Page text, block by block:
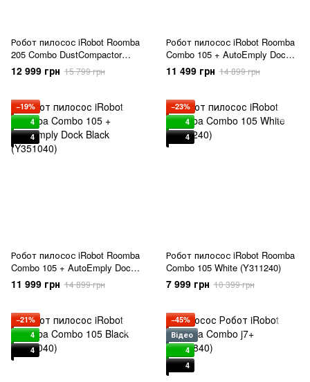
Робот пилосос iRobot Roomba
205 Combo DustCompactor
(L121040)
12 999 грн 15 799 грн
Робот пилосос iRobot Roomba
Combo 105 + AutoEmply Dock
White (Y351240)
11 499 грн 14 899 грн
−19%
4
4
Робот пилосос iRobot Roomba
Combo 105 + AutoEmply Dock
Black (Y351040)
11 999 грн 14 899 грн
−23%
4
4
Робот пилосос iRobot Roomba
Combo 105 White (Y311240)
7 999 грн 10 399 грн
−21%
4
4
−45%
Відео
4
4